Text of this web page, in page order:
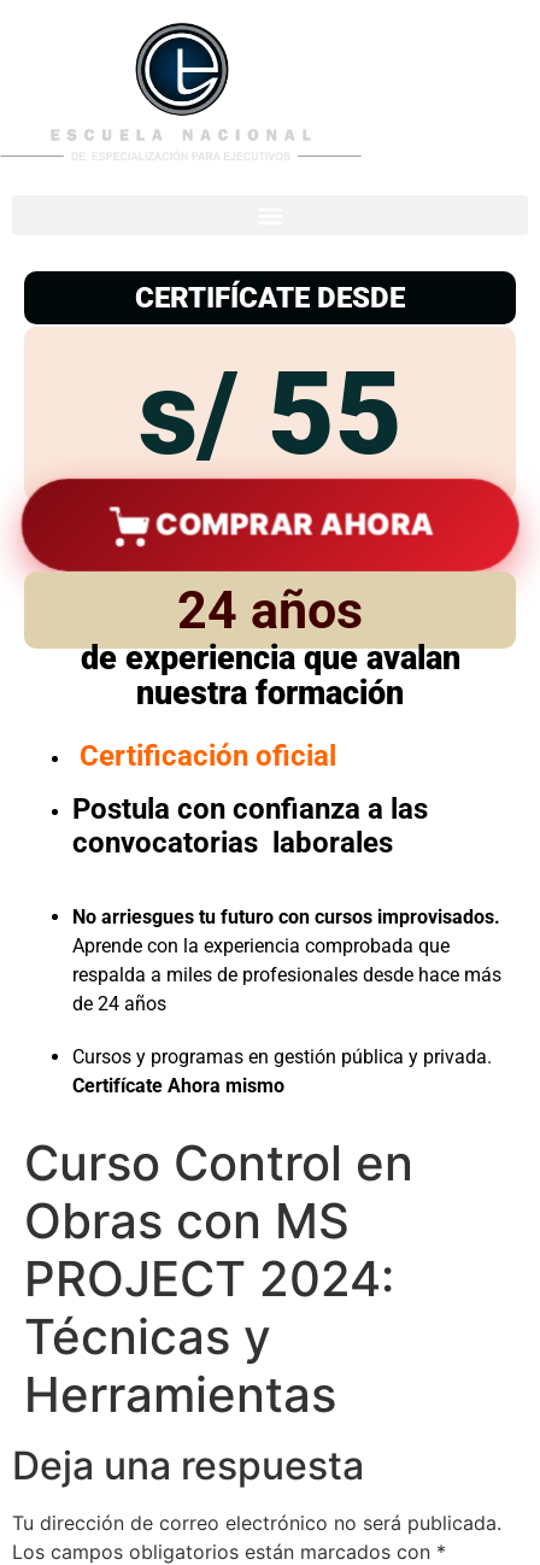
CERTIFÍCATE DESDE
s/ 55
COMPRAR AHORA
24 años
de experiencia que avalan
nuestra formación
Certificación oficial
Postula con confianza a las
convocatorias laborales
No arriesgues tu futuro con cursos improvisados.
Aprende con la experiencia comprobada que
respalda a miles de profesionales desde hace más
de 24 años
Cursos y programas en gestión pública y privada.
Certifícate Ahora mismo
Curso Control en
Obras con MS
PROJECT 2024:
Técnicas y
Herramientas
Deja una respuesta
Tu dirección de correo electrónico no será publicada.
Los campos obligatorios están marcados con *